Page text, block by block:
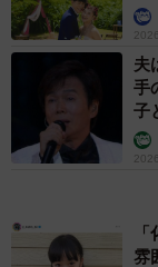
夫
手
子
雰